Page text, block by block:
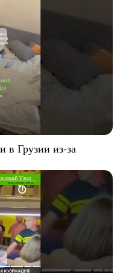
в Грузии из-за